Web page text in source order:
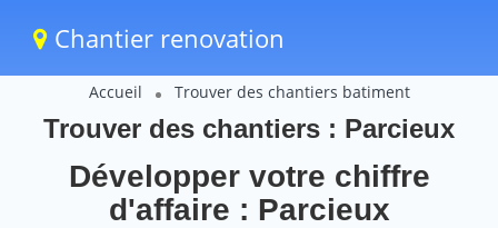
Chantier renovation
Accueil Trouver des chantiers batiment
Trouver des chantiers : Parcieux
Développer votre chiffre
d'affaire : Parcieux